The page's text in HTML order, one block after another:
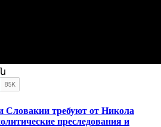
требуют от Никола
преследования и